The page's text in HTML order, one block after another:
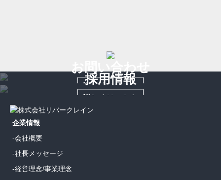
詳しくはこちら
採用情報
詳しくはこちら
企業情報
-会社概要
-社長メッセージ
-経営理念/事業理念